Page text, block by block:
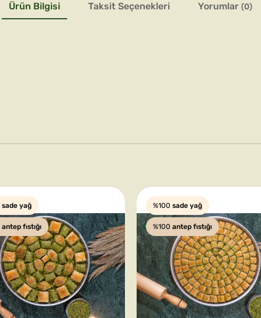
Ürün Bilgisi Taksit Seçenekleri Yorumlar (0)
sade yağ
antep fıstığı
%100 sade yağ
%100 antep fıstığı